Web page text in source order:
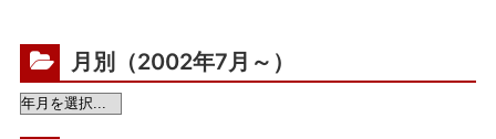
月別（2002年7月～）